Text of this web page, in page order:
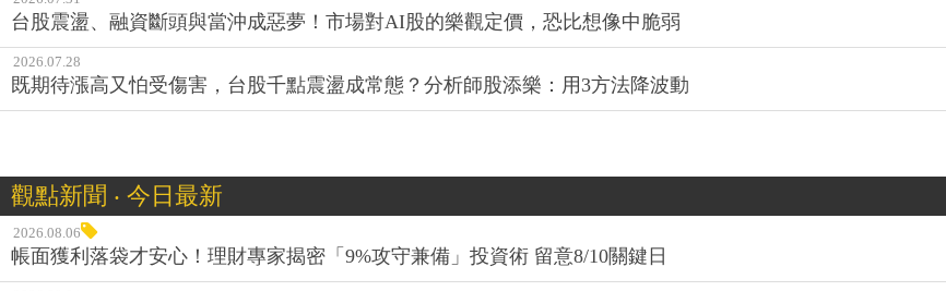
台股震盪、融資斷頭與當沖成惡夢！市場對AI股的樂觀定價，恐比想像中脆弱
2026.07.28
既期待漲高又怕受傷害，台股千點震盪成常態？分析師股添樂：用3方法降波動
觀點新聞 ‧ 今日最新
2026.08.06
帳面獲利落袋才安心！理財專家揭密「9%攻守兼備」投資術 留意8/10關鍵日